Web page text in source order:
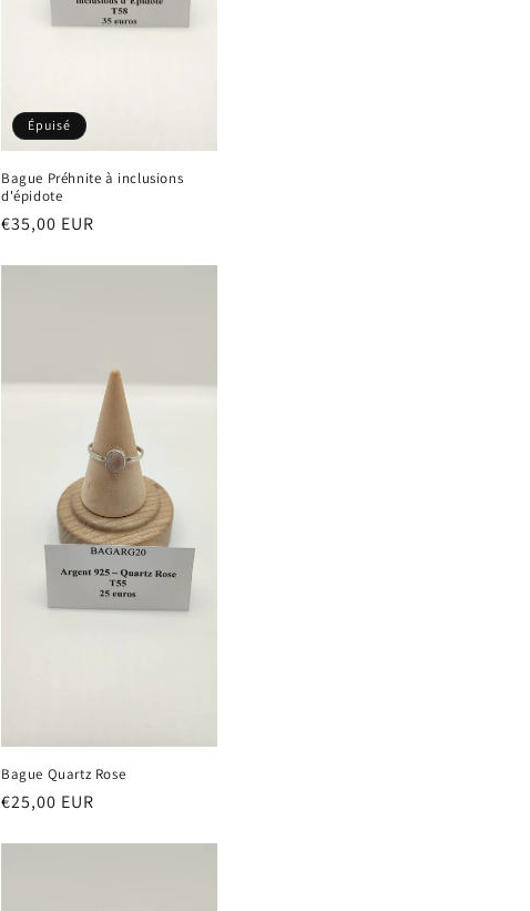
Épuisé
Bague Préhnite à inclusions
d'épidote
Prix
€35,00 EUR
Bague Quartz Rose
Prix
€25,00 EUR